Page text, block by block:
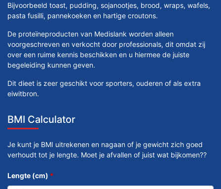
Bijvoorbeeld toast, pudding, sojanootjes, brood, wraps, wafels,
pasta fusilli, pannekoeken en hartige croutons.
De proteïneproducten van Medislank worden alleen
voorgeschreven en verkocht door professionals, dit omdat zij
over een ruime kennis beschikken en u hiermee de juiste
begeleiding kunnen geven.
Dit dieet is zeer geschikt voor sporters, ouderen of als extra
eiwitbron.
BMI Calculator
Je kunt je BMI uitrekenen en nagaan of je gewicht zich goed
verhoudt tot je lengte. Moet je afvallen of juist wat bijkomen??
Lengte (cm) *